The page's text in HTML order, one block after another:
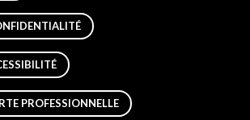
PROFESSIONNELLE